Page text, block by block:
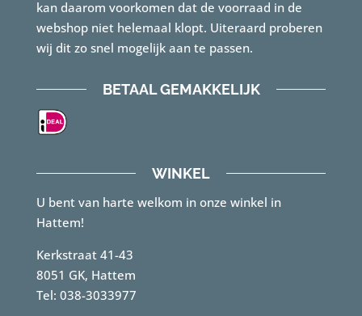
kan daarom voorkomen dat de voorraad in de
webshop niet helemaal klopt. Uiteraard proberen
wij dit zo snel mogelijk aan te passen.
BETAAL GEMAKKELIJK
WINKEL
U bent van harte welkom in onze winkel in
Hattem!
Kerkstraat 41-43
8051 GK, Hattem
Tel: 038-3033977